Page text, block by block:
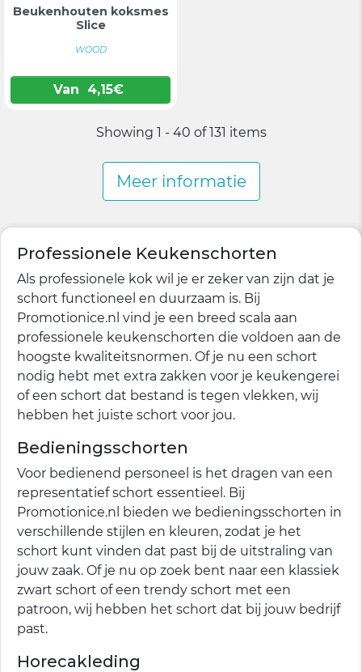
Beukenhouten koksmes
Slice
WOOD
Van 4,15€
Showing 1 - 40 of 131 items
Meer informatie
Professionele Keukenschorten
Als professionele kok wil je er zeker van zijn dat je
schort functioneel en duurzaam is. Bij
Promotionice.nl vind je een breed scala aan
professionele keukenschorten die voldoen aan de
hoogste kwaliteitsnormen. Of je nu een schort
nodig hebt met extra zakken voor je keukengerei
of een schort dat bestand is tegen vlekken, wij
hebben het juiste schort voor jou.
Bedieningsschorten
Voor bedienend personeel is het dragen van een
representatief schort essentieel. Bij
Promotionice.nl bieden we bedieningsschorten in
verschillende stijlen en kleuren, zodat je het
schort kunt vinden dat past bij de uitstraling van
jouw zaak. Of je nu op zoek bent naar een klassiek
zwart schort of een trendy schort met een
patroon, wij hebben het schort dat bij jouw bedrijf
past.
Horecakleding